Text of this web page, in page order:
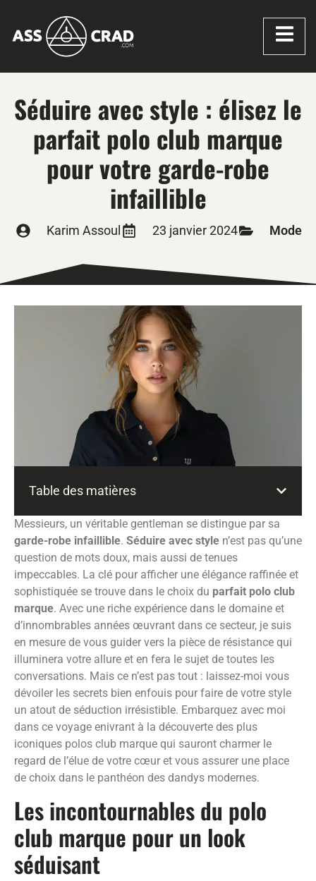
Séduire avec style : élisez le
parfait polo club marque
pour votre garde-robe
infaillible
Karim Assoul 23 janvier 2024 Mode
Table des matières
Messieurs, un véritable gentleman se distingue par sa
garde-robe infaillible. Séduire avec style n’est pas qu’une
question de mots doux, mais aussi de tenues
impeccables. La clé pour afficher une élégance raffinée et
sophistiquée se trouve dans le choix du parfait polo club
marque. Avec une riche expérience dans le domaine et
d’innombrables années œuvrant dans ce secteur, je suis
en mesure de vous guider vers la pièce de résistance qui
illuminera votre allure et en fera le sujet de toutes les
conversations. Mais ce n’est pas tout : laissez-moi vous
dévoiler les secrets bien enfouis pour faire de votre style
un atout de séduction irrésistible. Embarquez avec moi
dans ce voyage enivrant à la découverte des plus
iconiques polos club marque qui sauront charmer le
regard de l’élue de votre cœur et vous assurer une place
de choix dans le panthéon des dandys modernes.
Les incontournables du polo
club marque pour un look
séduisant